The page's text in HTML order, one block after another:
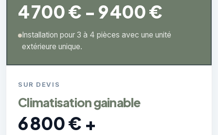
4 700 € - 9 400 €
Installation pour 3 à 4 pièces avec une unité
extérieure unique.
SUR DEVIS
Climatisation gainable
6 800 € +